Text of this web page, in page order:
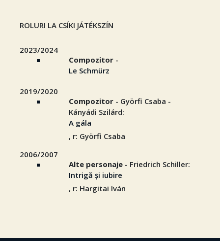
ROLURI LA CSÍKI JÁTÉKSZÍN
2023/2024
Compozitor -
Le Schmürz
2019/2020
Compozitor - Györfi Csaba -
Kányádi Szilárd:
A gála
, r: Györfi Csaba
2006/2007
Alte personaje - Friedrich Schiller:
Intrigă și iubire
, r: Hargitai Iván